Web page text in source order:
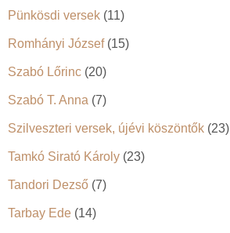
Pünkösdi versek (11)
Romhányi József(15)
Szabó Lőrinc (20)
Szabó T. Anna (7)
Szilveszteri versek, újévi köszöntők (23)
Tamkó Sirató Károly (23)
Tandori Dezső (7)
Tarbay Ede (14)